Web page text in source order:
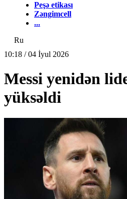
Peşə etikası
Zəngimcell
...
Ru
10:18 / 04 İyul 2026
Messi yenidən
yüksəldi